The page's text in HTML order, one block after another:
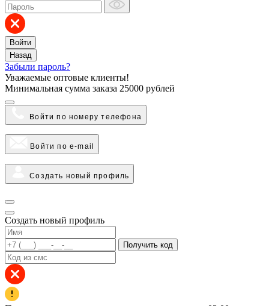
Войти
Назад
Забыли пароль?
Уважаемые оптовые клиенты!
Минимальная сумма заказа 25000 рублей
Войти по номеру телефона
Войти по e-mail
Создать новый профиль
Создать новый профиль
Получить код